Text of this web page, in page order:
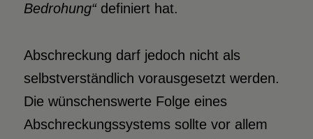
Bedrohung“ definiert hat.
Abschreckung darf jedoch nicht als
selbstverständlich vorausgesetzt werden.
Die wünschenswerte Folge eines
Abschreckungssystems sollte vor allem